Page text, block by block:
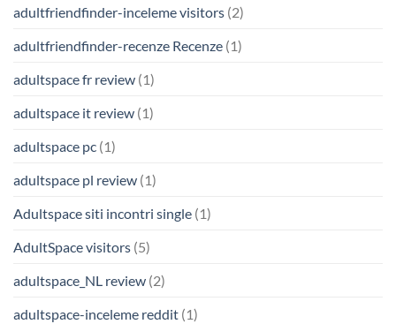
adultfriendfinder-inceleme visitors (2)
adultfriendfinder-recenze Recenze (1)
adultspace fr review (1)
adultspace it review (1)
adultspace pc (1)
adultspace pl review (1)
Adultspace siti incontri single (1)
AdultSpace visitors (5)
adultspace_NL review (2)
adultspace-inceleme reddit (1)